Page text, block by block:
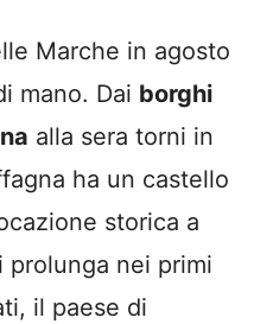
Marche in agosto
mano. Dai borghi
alla sera torni in
ha un castello
storica a
nei primi
il paese di